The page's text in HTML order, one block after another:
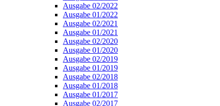
Ausgabe 02/2022
Ausgabe 01/2022
Ausgabe 02/2021
Ausgabe 01/2021
Ausgabe 02/2020
Ausgabe 01/2020
Ausgabe 02/2019
Ausgabe 01/2019
Ausgabe 02/2018
Ausgabe 01/2018
Ausgabe 01/2017
Ausgabe 02/2017